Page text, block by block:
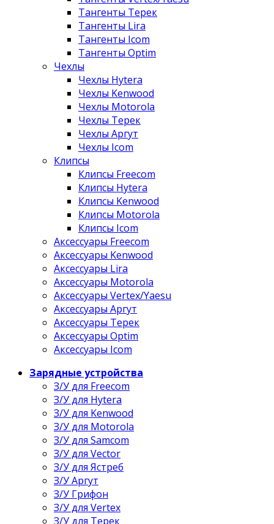
Тангенты Терек
Тангенты Lira
Тангенты Icom
Тангенты Optim
Чехлы
Чехлы Hytera
Чехлы Kenwood
Чехлы Motorola
Чехлы Терек
Чехлы Аргут
Чехлы Icom
Клипсы
Клипсы Freecom
Клипсы Hytera
Клипсы Kenwood
Клипсы Motorola
Клипсы Icom
Аксессуары Freecom
Аксессуары Kenwood
Аксессуары Lira
Аксессуары Motorola
Аксессуары Vertex/Yaesu
Аксессуары Аргут
Аксессуары Терек
Аксессуары Optim
Аксессуары Icom
Зарядные устройства
З/У для Freecom
З/У для Hytera
З/У для Kenwood
З/У для Motorola
З/У для Samcom
З/У для Vector
З/У для Ястреб
З/У Аргут
З/У Грифон
З/У для Vertex
З/У для Терек